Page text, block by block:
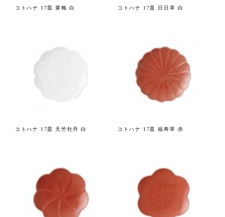
コトハナ 17皿 黄梅 白 コトハナ 17皿 日日草 白
コトハナ 17皿 天竺牡丹 白 コトハナ 17皿 福寿草 赤